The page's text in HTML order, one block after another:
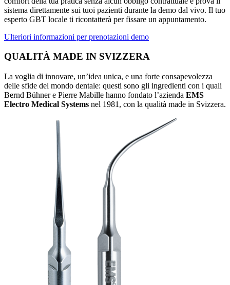
sistema direttamente sui tuoi pazienti durante la demo dal vivo. Il tuo
esperto GBT locale ti ricontatterà per fissare un appuntamento.
Ulteriori informazioni per prenotazioni demo
QUALITÀ MADE IN SVIZZERA
La voglia di innovare, un’idea unica, e una forte consapevolezza
delle sfide del mondo dentale: questi sono gli ingredienti con i quali
Bernd Bühner e Pierre Mabille hanno fondato l’azienda EMS
Electro Medical Systems nel 1981, con la qualità made in Svizzera.